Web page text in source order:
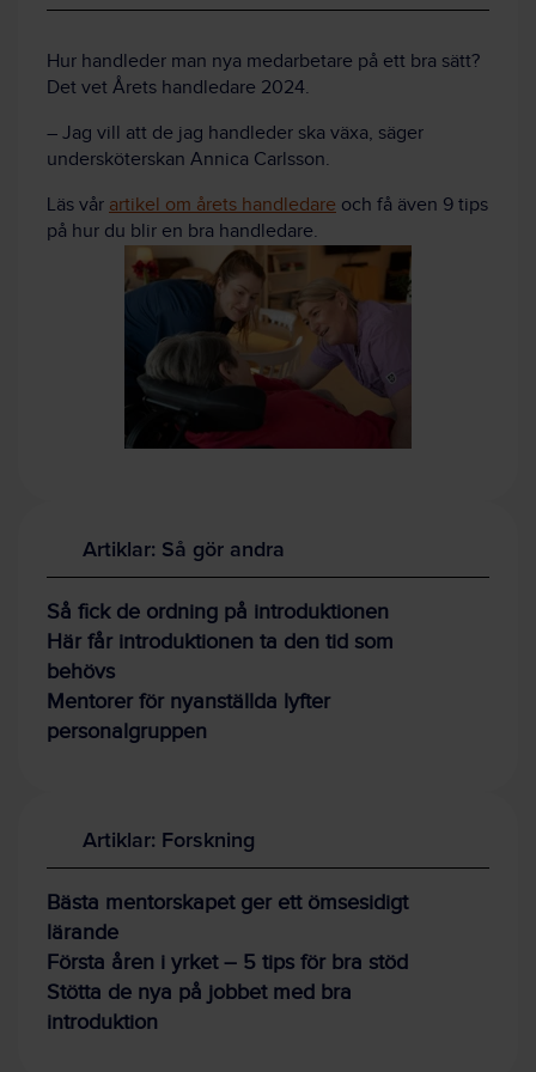
Hur handleder man nya medarbetare på ett bra sätt?
Det vet Årets handledare 2024.
– Jag vill att de jag handleder ska växa, säger
undersköterskan Annica Carlsson.
Läs vår artikel om årets handledare och få även 9 tips
på hur du blir en bra handledare.
Artiklar: Så gör andra
Så fick de ordning på introduktionen
Här får introduktionen ta den tid som
behövs
Mentorer för nyanställda lyfter
personalgruppen
Artiklar: Forskning
Bästa mentorskapet ger ett ömsesidigt
lärande
Första åren i yrket – 5 tips för bra stöd
Stötta de nya på jobbet med bra
introduktion